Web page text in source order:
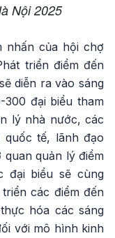
Nội 2025
nhấn của hội chợ
triển điểm đến
diễn ra vào sáng
300 đại biểu tham
lý nhà nước, các
tế, lãnh đạo
quản lý điểm
đại biểu sẽ cùng
các điểm đến
hóa các sáng
với mô hình kinh